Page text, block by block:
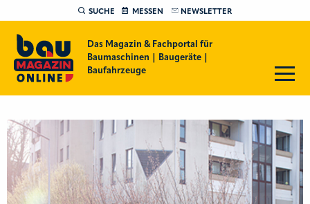
SUCHE MESSEN NEWSLETTER
Das Magazin & Fachportal für
Baumaschinen | Baugeräte |
Baufahrzeuge